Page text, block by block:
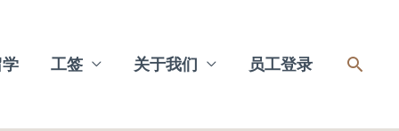
学 工签 关于我们 员工登录
搜